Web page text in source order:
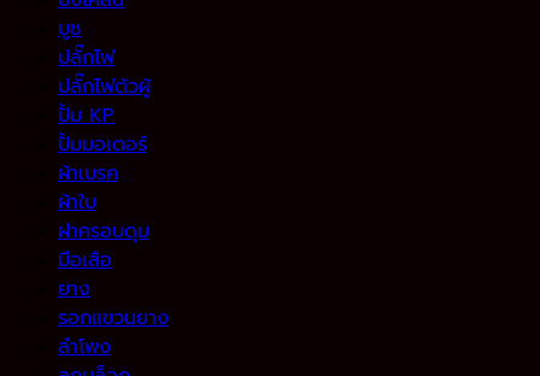
บูช
ปลั๊กไฟ
ปลั๊กไฟตัวผู้
ปั้ม KP
ปั้มมอเตอร์
ผ้าเบรค
ผ้าใบ
ฝาครอบดุม
มือเสือ
ยาง
รอกแขวนยาง
ลำโพง